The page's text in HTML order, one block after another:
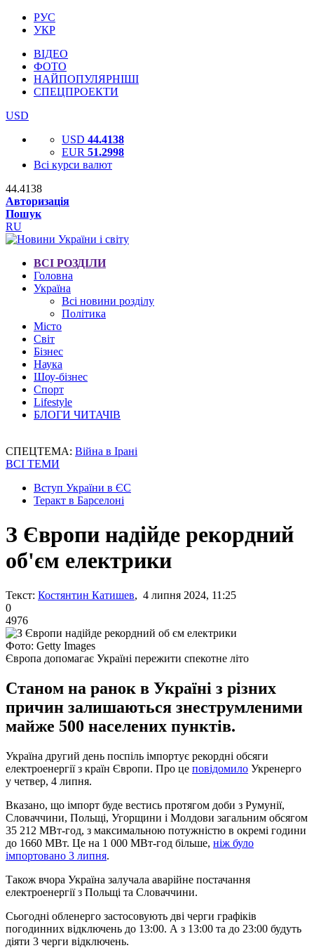
РУС
УКР
ВІДЕО
ФОТО
НАЙПОПУЛЯРНІШІ
СПЕЦПРОЕКТИ
USD
USD 44.4138
EUR 51.2998
Всі курси валют
44.4138
Авторизація
Пошук
RU
ВСІ РОЗДІЛИ
Головна
Україна
Всі новини розділу
Політика
Місто
Світ
Бізнес
Наука
Шоу-бізнес
Спорт
Lifestyle
БЛОГИ ЧИТАЧІВ
СПЕЦТЕМА: Війна в Ірані
ВСІ ТЕМИ
Вступ України в ЄС
Теракт в Барселоні
З Європи надійде рекордний
об'єм електрики
Текст: Костянтин Катишев, 4 липня 2024, 11:25
0
4976
Фото: Getty Images
Європа допомагає Україні пережити спекотне літо
Станом на ранок в Україні з різних
причин залишаються знеструмленими
майже 500 населених пунктів.
Україна другий день поспіль імпортує рекордні обсяги
електроенергії з країн Європи. Про це повідомило Укренерго
у четвер, 4 липня.
Вказано, що імпорт буде вестись протягом доби з Румунії,
Словаччини, Польщі, Угорщини і Молдови загальним обсягом
35 212 МВт-год, з максимальною потужністю в окремі години
до 1660 МВт. Це на 1 000 МВт-год більше, ніж було
імпортовано 3 липня.
Також вчора Україна залучала аварійне постачання
електроенергії з Польщі та Словаччини.
Сьогодні обленерго застосовують дві черги графіків
погодинних відключень до 13:00. А з 13:00 та до 23:00 будуть
діяти 3 черги відключень.